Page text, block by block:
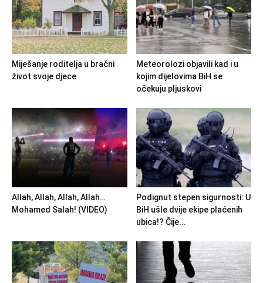
Miješanje roditelja u bračni
život svoje djece
Meteorolozi objavili kad i u
kojim dijelovima BiH se
očekuju pljuskovi
Allah, Allah, Allah, Allah…
Mohamed Salah! (VIDEO)
Podignut stepen sigurnosti: U
BiH ušle dvije ekipe plaćenih
ubica!? Čije...